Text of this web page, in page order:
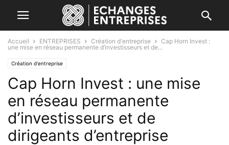
Accueil ENTREPRISES Création d'entreprise
Cap Horn Invest :
une mise en réseau permanente d’investisseurs et de...
Création d'entreprise
Cap Horn Invest : une mise
en réseau permanente
d’investisseurs et de
dirigeants d’entreprise